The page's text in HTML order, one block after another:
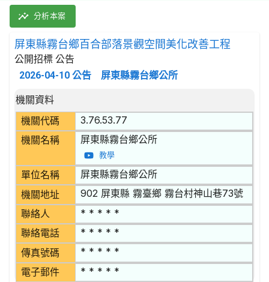
屏東縣霧台鄉百合部落景觀空間美化改善工程 招標公告 | 案
採購類別：工程類 其他土木工程 | 招標方式：公開招標 |
分析本案
屏東縣霧台鄉百合部落景觀空間美化改善工程
公開招標 公告
2026-04-10 公告 屏東縣霧台鄉公所
招標公告詳細內容
機關資料
機關代碼
3.76.53.77
機關名稱 屏東縣霧台鄉公所
教學
單位名稱 屏東縣霧台鄉公所
機關地址 902 屏東縣 霧臺鄉 霧台村神山巷73號
聯絡人 * * * * *
聯絡電話 * * * * *
傳真號碼 * * * * *
電子郵件 * * * * *